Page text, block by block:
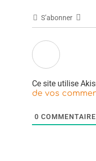
S’abonner
Ce site utilise
de vos
0